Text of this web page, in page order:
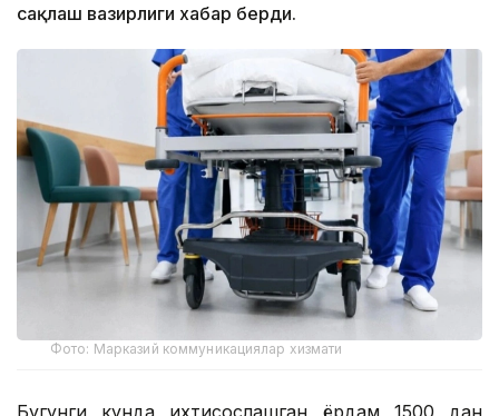
сақлаш вазирлиги хабар берди.
Фото: Марказий коммуникациялар хизмати
Бугунги кунда ихтисослашган ёрдам 1500 дан